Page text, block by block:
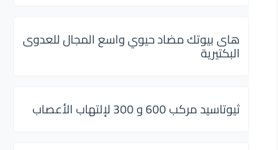
هاى بيوتك مضاد حيوي واسع المجال للعدوى
البكتيرية
ثيوتاسيد مركب 600 و 300 لإلتهاب الأعصاب